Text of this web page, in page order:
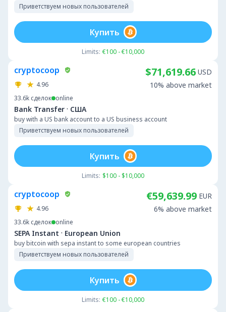
Приветствуем новых пользователей
Limits: €100 - €10,000
Купить
cryptocoop
4.96
33.6k сделок online
Bank Transfer · США
buy with a US bank account to a US business account
Приветствуем новых пользователей
$71,619.66 USD
10% above market
Limits: $100 - $10,000
Купить
cryptocoop
4.96
33.6k сделок online
SEPA Instant · European Union
buy bitcoin with sepa instant to some european countries
Приветствуем новых пользователей
€59,639.99 EUR
6% above market
Limits: €100 - €10,000
Купить